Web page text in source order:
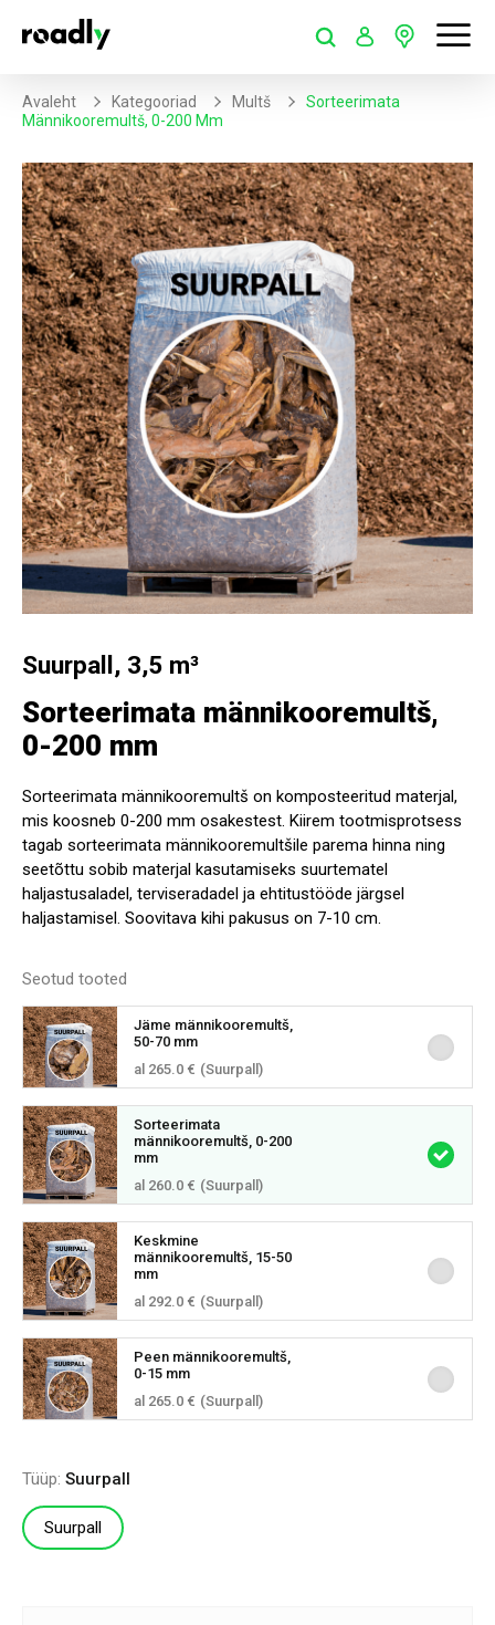
Avaleht Kategooriad Multš
Sorteerimata
Männikooremultš, 0-200 Mm
Suurpall, 3,5 m³
Sorteerimata männikooremultš,
0-200 mm
Sorteerimata männikooremultš on komposteeritud materjal,
mis koosneb 0-200 mm osakestest. Kiirem tootmisprotsess
tagab sorteerimata männikooremultšile parema hinna ning
seetõttu sobib materjal kasutamiseks suurtematel
haljastusaladel, terviseradadel ja ehtitustööde järgsel
haljastamisel. Soovitava kihi pakusus on 7-10 cm.
Seotud tooted
Jäme männikooremultš,
50-70 mm
al 265.0 € (Suurpall)
Sorteerimata
männikooremultš, 0-200
mm
al 260.0 € (Suurpall)
Keskmine
männikooremultš, 15-50
mm
al 292.0 € (Suurpall)
Peen männikooremultš,
0-15 mm
al 265.0 € (Suurpall)
Tüüp: Suurpall
Suurpall